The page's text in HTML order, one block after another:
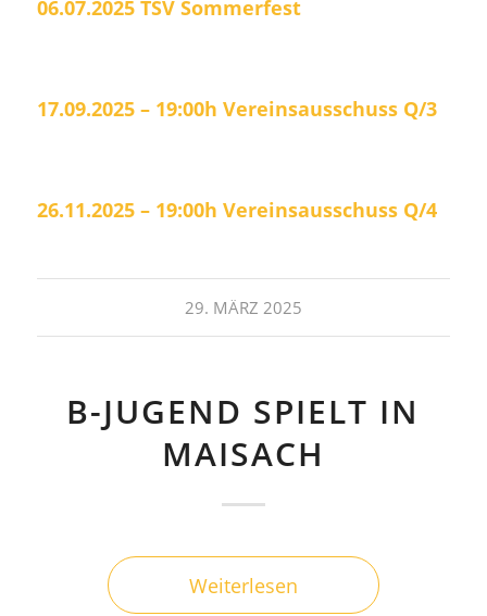
06.07.2025 TSV Sommerfest
17.09.2025 – 19:00h Vereinsausschuss Q/3
26.11.2025 – 19:00h Vereinsausschuss Q/4
29. MÄRZ 2025
B-JUGEND SPIELT IN
MAISACH
Weiterlesen